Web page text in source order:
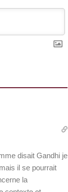
disait Gandhi je
il se pourrait
la